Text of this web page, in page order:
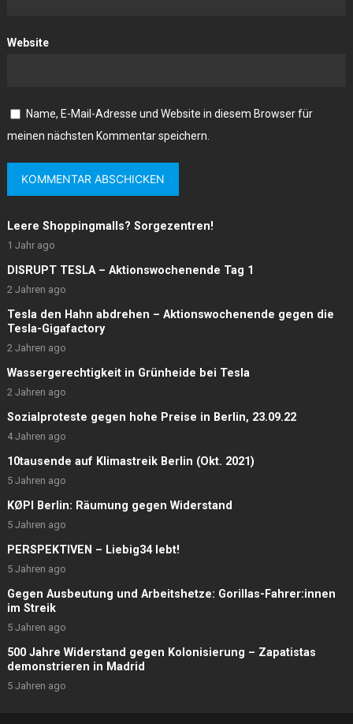
Website
Name, E-Mail-Adresse und Website in diesem Browser für
meinen nächsten Kommentar speichern.
Leere Shoppingmalls? Sorgezentren!
1 Jahr ago
DISRUPT TESLA – Aktionswochenende Tag 1
2 Jahren ago
Tesla den Hahn abdrehen – Aktionswochenende gegen die
Tesla-Gigafactory
2 Jahren ago
Wassergerechtigkeit in Grünheide bei Tesla
2 Jahren ago
Sozialproteste gegen hohe Preise in Berlin, 23.09.22
4 Jahren ago
10tausende auf Klimastreik Berlin (Okt. 2021)
5 Jahren ago
KØPI Berlin: Räumung gegen Widerstand
5 Jahren ago
PERSPEKTIVEN – Liebig34 lebt!
5 Jahren ago
Gegen Ausbeutung und Arbeitshetze: Gorillas-Fahrer:innen
im Streik
5 Jahren ago
500 Jahre Widerstand gegen Kolonisierung – Zapatistas
demonstrieren in Madrid
5 Jahren ago